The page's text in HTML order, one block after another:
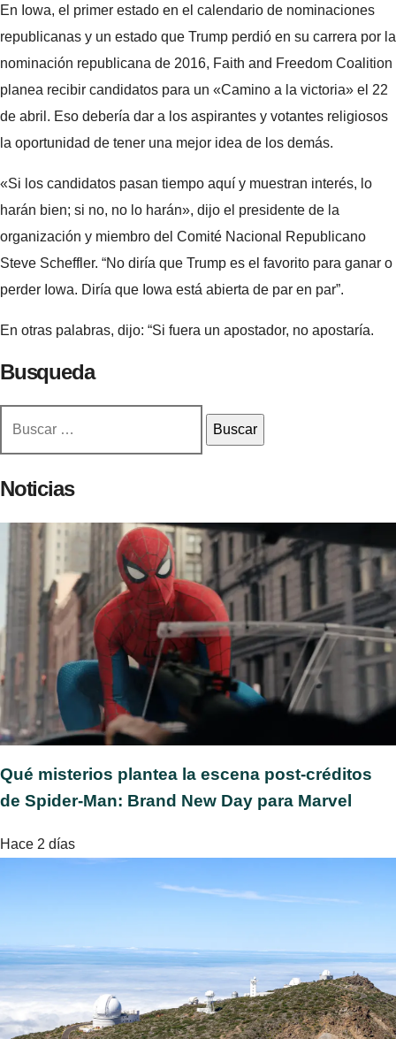
En Iowa, el primer estado en el calendario de nominaciones
republicanas y un estado que Trump perdió en su carrera por la
nominación republicana de 2016, Faith and Freedom Coalition
planea recibir candidatos para un «Camino a la victoria» el 22
de abril. Eso debería dar a los aspirantes y votantes religiosos
la oportunidad de tener una mejor idea de los demás.
«Si los candidatos pasan tiempo aquí y muestran interés, lo
harán bien; si no, no lo harán», dijo el presidente de la
organización y miembro del Comité Nacional Republicano
Steve Scheffler. “No diría que Trump es el favorito para ganar o
perder Iowa. Diría que Iowa está abierta de par en par”.
En otras palabras, dijo: “Si fuera un apostador, no apostaría.
Busqueda
Noticias
Qué misterios plantea la escena post-créditos
de Spider-Man: Brand New Day para Marvel
Hace 2 días